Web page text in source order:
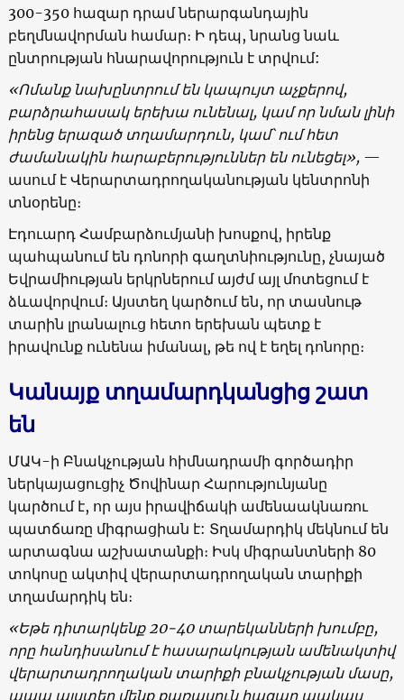
300-350 հազար դրամ ներարգանդային
բեղմնավորման համար։ Ի դեպ, նրանց նաև
ընտրության հնարավորություն է տրվում:
«Ոմանք նախընտրում են կապույտ աչքերով,
բարձրահասակ երեխա ունենալ, կամ որ նման լինի
իրենց երազած տղամարդուն, կամ՝ում հետ
ժամանակին հարաբերություններ են ունեցել»,—
ասում է Վերարտադրողականության կենտրոնի
տնօրենը։
Էդուարդ Համբարձումյանի խոսքով, իրենք
պահպանում են դոնորի գաղտնիությունը, չնայած
Եվրամիության երկրներում այժմ այլ մոտեցում է
ձևավորվում։ Այստեղ կարծում են, որ տասնութ
տարին լրանալուց հետո երեխան պետք է
իրավունք ունենա իմանալ, թե ով է եղել դոնորը։
Կանայք տղամարդկանցից շատ
են
ՄԱԿ-ի Բնակչության հիմնադրամի գործադիր
ներկայացուցիչ Ծովինար Հարությունյանը
կարծում է, որ այս իրավիճակի ամենաակնառու
պատճառը միգրացիան է: Տղամարդիկ մեկնում են
արտագնա աշխատանքի։ Իսկ միգրանտների 80
տոկոսը ակտիվ վերարտադրողական տարիքի
տղամարդիկ են։
«Եթե դիտարկենք 20-40 տարեկանների խումբը,
որը հանդիսանում է հասարակության ամենակտիվ
վերարտադրողական տարիքի բնակչության մասը,
ապա այստեղ մենք քառասուն հազար պակաս